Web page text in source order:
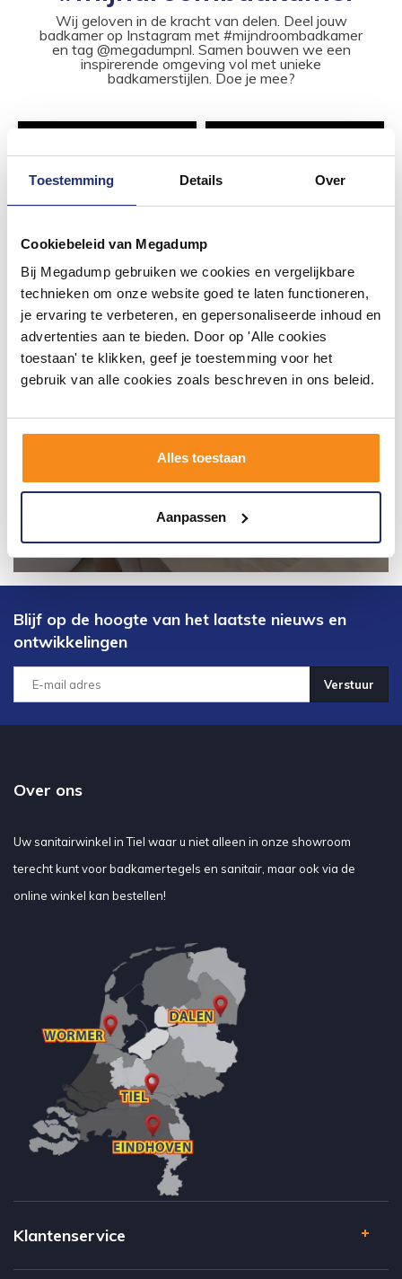
Toestemming Details Over
Cookiebeleid van Megadump
Bij Megadump gebruiken we cookies en vergelijkbare
technieken om onze website goed te laten functioneren,
je ervaring te verbeteren, en gepersonaliseerde inhoud en
advertenties aan te bieden. Door op 'Alle cookies
toestaan' te klikken, geef je toestemming voor het
gebruik van alle cookies zoals beschreven in ons beleid.
Alles toestaan
Aanpassen
Wij geloven in de kracht van delen. Deel jouw
badkamer op Instagram met #mijndroombadkamer
en tag @megadumpnl. Samen bouwen we een
inspirerende omgeving vol met unieke
badkamerstijlen. Doe je mee?
Blijf op de hoogte van het laatste nieuws en
ontwikkelingen
Verstuur
Over ons
Uw sanitairwinkel in Tiel waar u niet alleen in onze showroom
terecht kunt voor badkamertegels en sanitair, maar ook via de
online winkel kan bestellen!
Klantenservice